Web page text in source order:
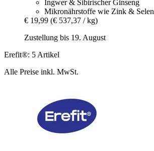
Ingwer & Sibirischer Ginseng
Mikronährstoffe wie Zink & Selen
€ 19,99 (€ 537,37 / kg)
Zustellung bis 19. August
Erefit®: 5 Artikel
Alle Preise inkl. MwSt.